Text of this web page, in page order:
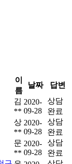
이
름
날짜 답변
김
**
2020-
09-28
상담
완료
상
**
2020-
09-28
상담
완료
문
**
2020-
09-28
상담
완료